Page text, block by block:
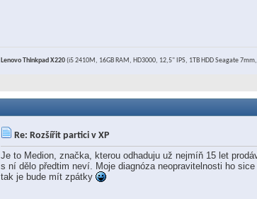
Lenovo Thinkpad X220(i5 2410M, 16GB RAM, HD3000, 12,5" IPS, 1TB HDD Seagate
Re: Rozšířit partici v XP
Je to Medion, značka, kterou odhaduju už nejmíň 15 let
s ní dělo předtim neví. Moje diagnóza neopravitelnosti ho
tak je bude mít zpátky